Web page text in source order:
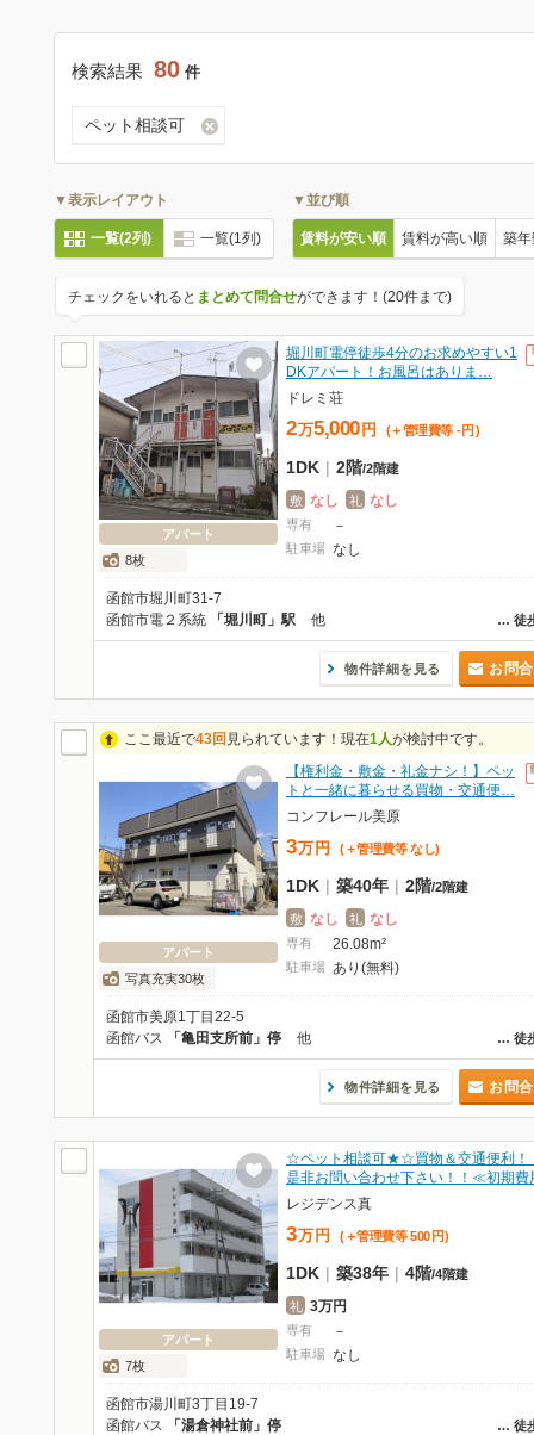
検索結果 80 件
ペット相談可
▼表示レイアウト
一覧(2列) 一覧(1列)
▼並び順
賃料が安い順 賃料が高い順 築
チェックをいれると まとめて問合せができます！(20件まで)
アパート
8枚
堀川町電停徒歩4分のお求めやすい1
DKアパート！お風呂はありま…
ドレミ荘
2万5,000 円 (＋管理費等 - 円 )
1DK | 2階/2階建
敷 なし 礼 なし
専有 －
駐車場 なし
函館市堀川町31-7
… 徒
函館市電２系統 「堀川町」駅 他
物件詳細を見る お問
ここ最近で43回 見られています！現在1人が検討中です。
アパート
写真充実30枚
【権利金・敷金・礼金ナシ！】ペッ
トと一緒に暮らせる買物・交通便…
コンフレール美原
3万 円 (＋管理費等 なし)
1DK | 築40年 | 2階/2階建
敷 なし 礼 なし
専有 26.08m²
駐車場 あり(無料)
函館市美原1丁目22-5
… 徒
函館バス 「亀田支所前」停 他
物件詳細を見る お問
アパート
7枚
☆ペット相談可★☆買物＆交通便利
是非お問い合わせ下さい！！≪初期
レジデンス真
3万 円 (＋管理費等 500 円)
1DK | 築38年 | 4階/4階建
礼 3万円
専有 －
駐車場 なし
函館市湯川町3丁目19-7
… 徒
函館バス 「湯倉神社前」停